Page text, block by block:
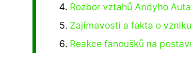
Rozbor vztahů Andyho
Zajímavosti a fakta o
Reakce fanoušků na